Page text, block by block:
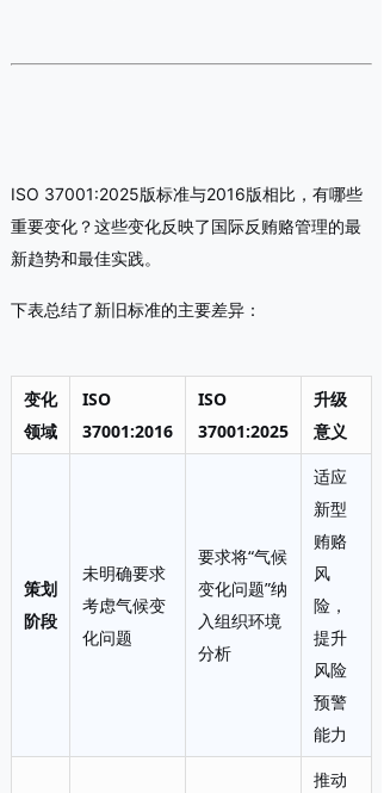
ISO 37001:2025版标准与2016版相比，有哪些
重要变化？这些变化反映了国际反贿赂管理的最
新趋势和最佳实践。
下表总结了新旧标准的主要差异：
变化
领域
ISO
37001:2016
ISO
37001:2025
升级
意义
策划
阶段
未明确要求
考虑气候变
化问题
要求将“气候
变化问题”纳
入组织环境
分析
适应
新型
贿赂
风
险，
提升
风险
预警
能力
推动